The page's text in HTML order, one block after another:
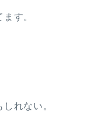
す。
れない。